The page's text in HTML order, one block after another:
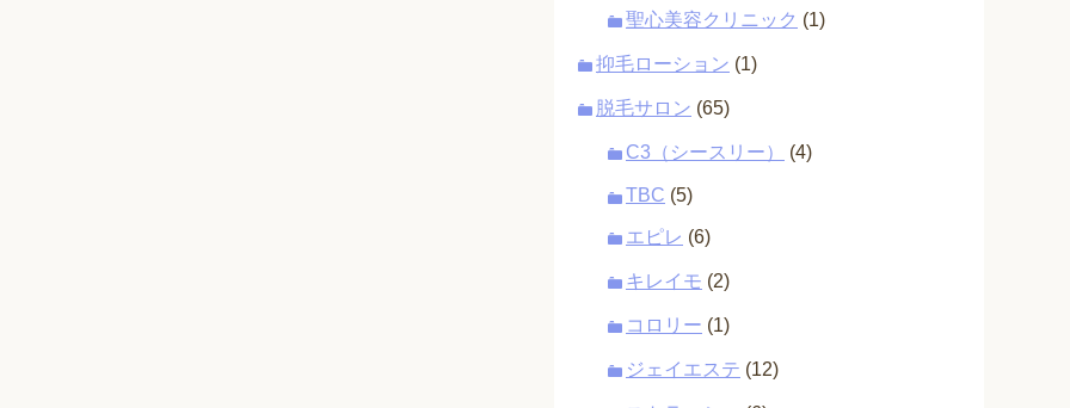
聖心美容クリニック (1)
抑毛ローション (1)
脱毛サロン (65)
C3（シースリー） (4)
TBC (5)
エピレ (6)
キレイモ (2)
コロリー (1)
ジェイエステ (12)